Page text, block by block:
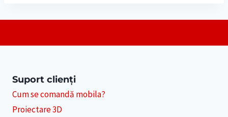
Suport clienți
Cum se comandă mobila?
Proiectare 3D